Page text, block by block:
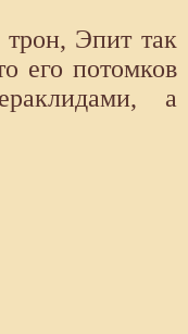
Эпит так
его потомков
а